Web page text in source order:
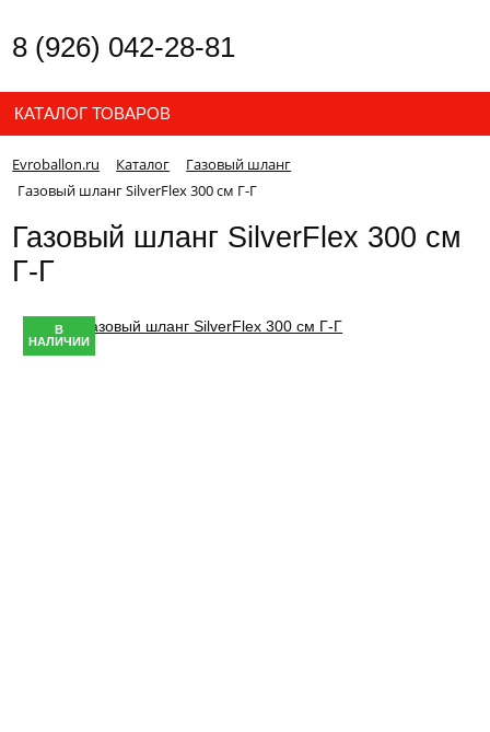
8 (926) 042-28-81
КАТАЛОГ ТОВАРОВ
Evroballon.ru Каталог
Газовый шланг
Газовый шланг SilverFlex 300 см Г-Г
Газовый шланг SilverFlex 300 см
Г-Г
В
НАЛИЧИИ